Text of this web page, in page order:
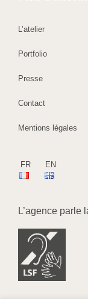
L’atelier
Portfolio
Presse
Contact
Mentions légales
FR EN
L’agence parle